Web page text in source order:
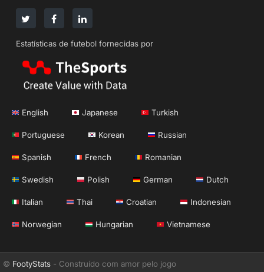
Estatísticas de futebol fornecidas por
English Japanese Turkish
Portuguese Korean Russian
Spanish French Romanian
Swedish Polish German Dutch
Italian Thai Croatian Indonesian
Norwegian Hungarian Vietnamese
© FootyStats - Construído com amor pelo jogo